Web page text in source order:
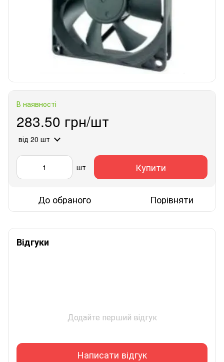
В наявності
283.50 грн/шт
від 20 шт
шт Купити
До обраного Порівняти
Відгуки
Додайте перший відгук
Написати відгук